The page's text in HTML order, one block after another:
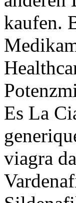
kaufen.
Es La
viagra